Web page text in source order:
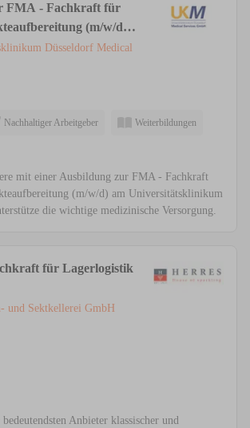
FMA - Fachkraft für
(m/w/d)
Düsseldorf Medical
Nachhaltiger Arbeitgeber Weiterbildungen
mit einer Ausbildung zur FMA - Fachkraft
(m/w/d) am Universitätsklinikum
die wichtige medizinische Versorgung.
für Lagerlogistik
und Sektkellerei GmbH
Anbieter klassischer und